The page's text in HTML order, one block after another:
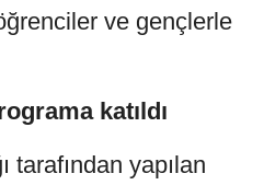
ve gençlerle
katıldı
tarafından yapılan